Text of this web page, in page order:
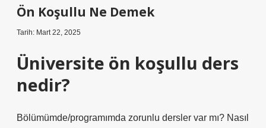
Ön Koşullu Ne Demek
Tarih: Mart 22, 2025
Üniversite ön koşullu ders
nedir?
Bölümümde/programımda zorunlu dersler var mı? Nasıl